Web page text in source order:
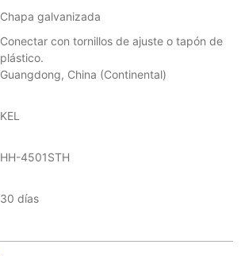
Chapa galvanizada
Conectar con tornillos de ajuste o tapón de
plástico.
Guangdong, China (Continental)
KEL
HH-4501STH
30 días